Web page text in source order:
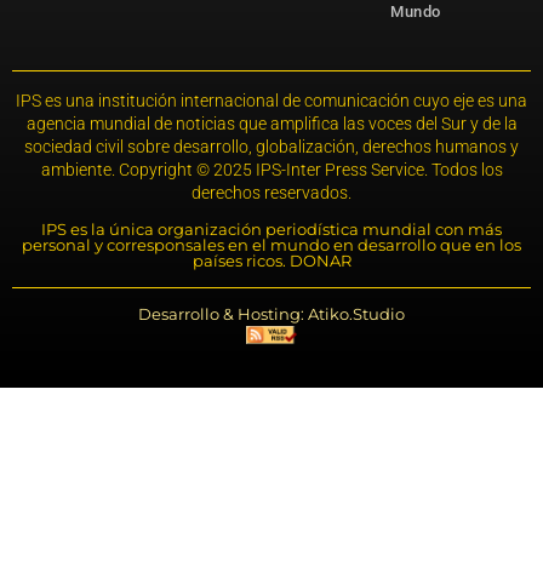
Mundo
IPS es una institución internacional de comunicación cuyo eje es una
agencia mundial de noticias que amplifica las voces del Sur y de la
sociedad civil sobre desarrollo, globalización, derechos humanos y
ambiente. Copyright © 2025 IPS-Inter Press Service. Todos los
derechos reservados.
IPS es la única organización periodística mundial con más
personal y corresponsales en el mundo en desarrollo que en los
países ricos. DONAR
Desarrollo & Hosting: Atiko.Studio